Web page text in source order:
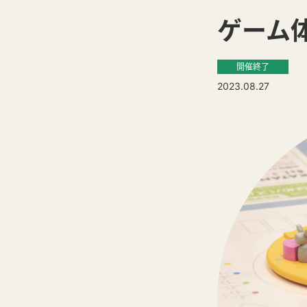
ゲーム
開催終了
2023.08.27